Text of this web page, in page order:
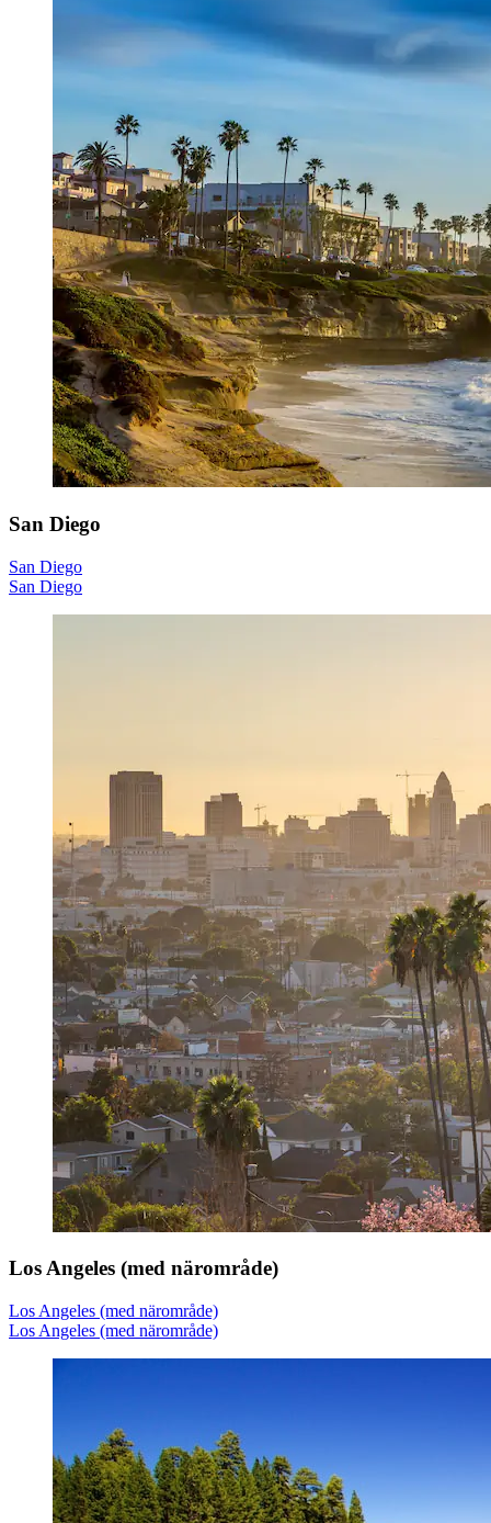
San Diego
San Diego
San Diego
Los Angeles (med närområde)
Los Angeles (med närområde)
Los Angeles (med närområde)